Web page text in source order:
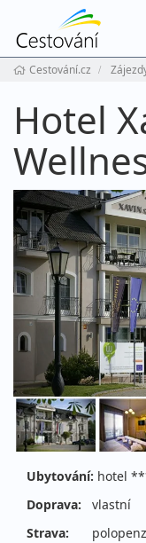
Cestování.cz
Hotel
Ubytování: hotel
Doprava:
vlastní
Strava: